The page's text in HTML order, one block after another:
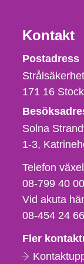
Kontakt
Postadress
171 16
Solna
1-3
Telefon,
fax
och
e-
Telefon
08-799 40 00
Vid akuta
08-454 24
Fler